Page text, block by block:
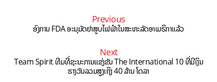
Previous
ອົງການ FDA ອະນຸມັດຢາສູບໄຟຟ້າໃນສະຫະລັດອາເມຣິກາແລ້ວ
Next
Team Spirit ທີມທີ່ຊະນະການແຂ່ງຂັນ The International 10 ທີ່ມີເງິນ
ຮາງວັນລວມສູງເຖິງ 40 ລ້ານ ໂດລາ